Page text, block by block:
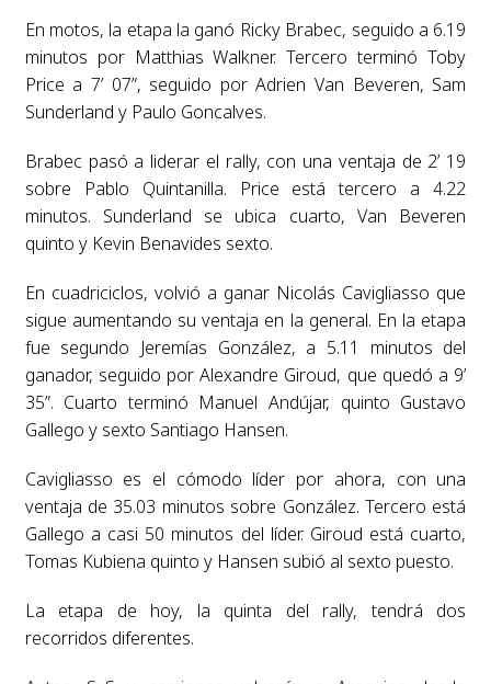
En motos, la etapa la ganó Ricky Brabec, seguido a 6.19
minutos por Matthias Walkner. Tercero terminó Toby
Price a 7’ 07”, seguido por Adrien Van Beveren, Sam
Sunderland y Paulo Goncalves.
Brabec pasó a liderar el rally, con una ventaja de 2’ 19
sobre Pablo Quintanilla. Price está tercero a 4.22
minutos. Sunderland se ubica cuarto, Van Beveren
quinto y Kevin Benavides sexto.
En cuadriciclos, volvió a ganar Nicolás Cavigliasso que
sigue aumentando su ventaja en la general. En la etapa
fue segundo Jeremías González, a 5.11 minutos del
ganador, seguido por Alexandre Giroud, que quedó a 9’
35”. Cuarto terminó Manuel Andújar, quinto Gustavo
Gallego y sexto Santiago Hansen.
Cavigliasso es el cómodo líder por ahora, con una
ventaja de 35.03 minutos sobre González. Tercero está
Gallego a casi 50 minutos del líder. Giroud está cuarto,
Tomas Kubiena quinto y Hansen subió al sexto puesto.
La etapa de hoy, la quinta del rally, tendrá dos
recorridos diferentes.